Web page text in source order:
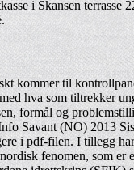
i Skansen terrasse
kommer til
hva som tiltrekker
formål og
Savant (NO) 2013
i pdf-filen. I tillegg
fenomen, som er